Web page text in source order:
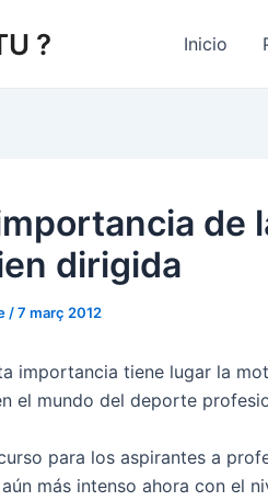
? Inicio
de
dirigida
/7 març 2012
importancia tiene lugar la
el mundo del deporte
para los aspirantes a
más intenso ahora con el